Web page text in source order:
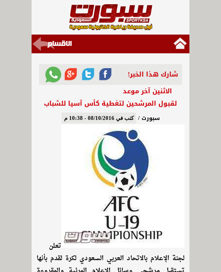
شارك هذا الخبر!
الاثنين آخر موعد
لقبول المرشحين لتغطية كأس آسيا للشباب
سبورت / كتب في 08/10/2016 - 10:38 م
تعلن
لجنة الإعلام بالاتحاد العربي السعودي لكرة لقدم بأنها